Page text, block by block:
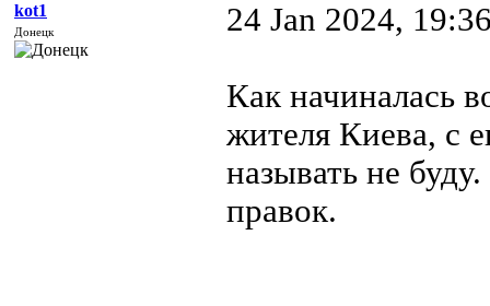
kot1
Донецк 24 Jan 2024,
Как начиналась
жителя Киева, с
называть не
правок.